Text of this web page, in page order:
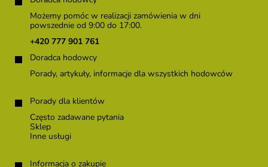
Możemy pomóc w realizacji zamówienia w dni
powszednie od 9:00 do 17:00.
+420 777 901 761
Doradca hodowcy
Porady, artykuły, informacje dla wszystkich hodowców
Porady dla klientów
Często zadawane pytania
Sklep
Inne usługi
Informacja o zakupie